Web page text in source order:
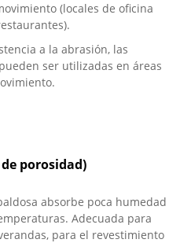
(locales de oficina
a la abrasión, las
ser utilizadas en áreas
porosidad)
absorbe poca humedad
Adecuada para
para el revestimiento